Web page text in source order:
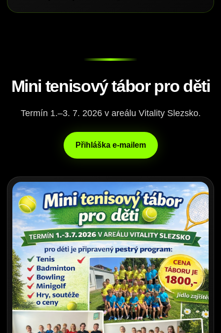
Mini tenisový tábor pro děti
Termín 1.–3. 7. 2026 v areálu Vitality Slezsko.
Přihláška e-mailem